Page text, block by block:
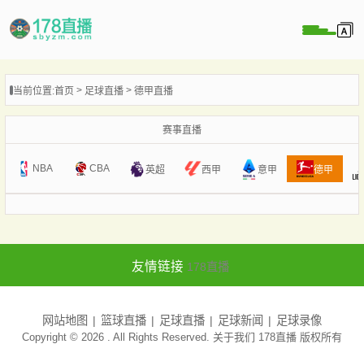
当前位置:首页 足球直播 德甲直播
赛事直播
NBA CBA 英超 西甲 意甲 德甲
友情链接 178直播
网站地图 篮球直播 足球直播 足球新闻 足球录像
Copyright © 2026 . All Rights Reserved. 关于我们 178直播 版权所有